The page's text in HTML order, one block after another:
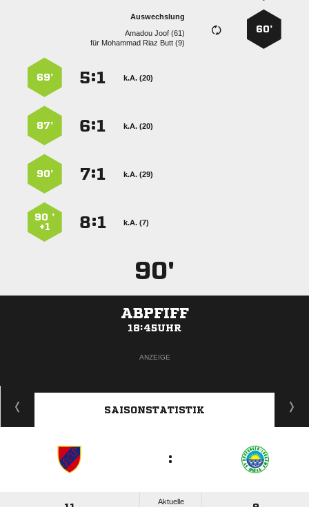
60’
Auswechslung
  
für    
k.A. (20)
:
69’
k.A. (20)
:
87’
k.A. (29)
:
90’
k.A. (7)
:
90 ’
+1
90'
ABPFIFF
18:45UHR
ANZEIGE
SAISONSTATISTIK
:
Aktuelle